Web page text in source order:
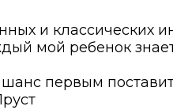
и классических
мой ребенок
первым